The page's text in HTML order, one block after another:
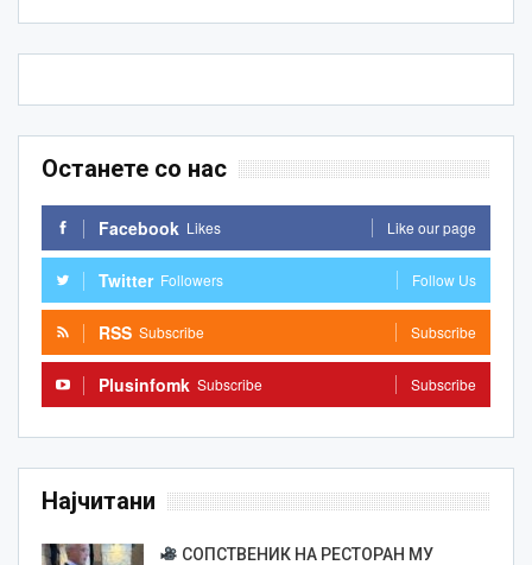
Останете со нас
Facebook Likes Like our page
Twitter Followers Follow Us
RSS Subscribe Subscribe
Plusinfomk Subscribe Subscribe
Најчитани
СОПСТВЕНИК НА РЕСТОРАН МУ